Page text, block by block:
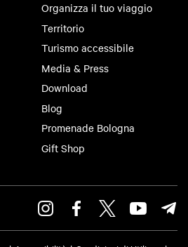
Organizza il tuo viaggio
Territorio
Turismo accessibile
Media & Press
Download
Blog
Promenade Bologna
Gift Shop